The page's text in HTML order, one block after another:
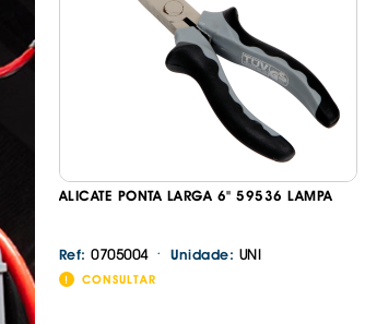
. TAPETES ORIGINAIS BORRACHA
. TAPETES ORIGINAIS BORRACHA 3D
. TAPETES ORIGINAIS BORRACHA
. TAPETES UNIVERSAIS BORRACHA
. TAPETES UNIVERSAIS BORRACHA
MALA
ALICATE PONTA LARGA 6" 59536 LAMPA
Ref: 0705004 · Unidade: UNI
CONSULTAR